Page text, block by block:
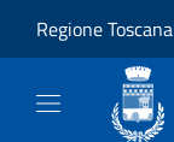
Regione Toscana